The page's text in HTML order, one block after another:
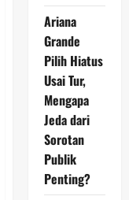
Ariana
Grande
Pilih Hiatus
Usai Tur,
Mengapa
Jeda dari
Sorotan
Publik
Penting?